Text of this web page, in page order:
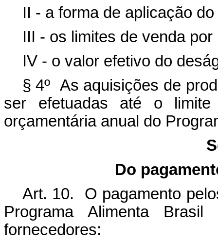
II - a forma de aplicação
III - os limites de venda
IV - o valor efetivo do
§ 4º As aquisições de
ser efetuadas até o
orçamentária anual do
Do
Art. 10. O pagamento
Programa Alimenta
fornecedores: